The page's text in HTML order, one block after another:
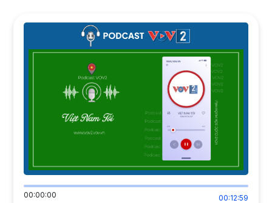
00:00:00 00:12:59